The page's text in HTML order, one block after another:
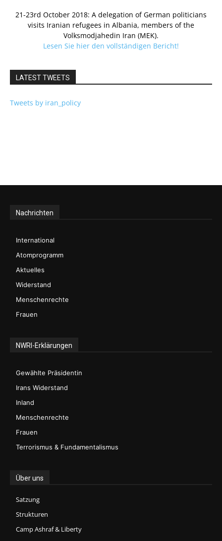
21-23rd October 2018: A delegation of German politicians
visits Iranian refugees in Albania, members of the
Volksmodjahedin Iran (MEK).
Lesen Sie hier den vollständigen Bericht!
LATEST TWEETS
Tweets by iran_policy
Nachrichten
International
Atomprogramm
Aktuelles
Widerstand
Menschenrechte
Frauen
NWRI-Erklärungen
Gewählte Präsidentin
Irans Widerstand
Inland
Menschenrechte
Frauen
Terrorismus & Fundamentalismus
Über uns
Satzung
Strukturen
Camp Ashraf & Liberty